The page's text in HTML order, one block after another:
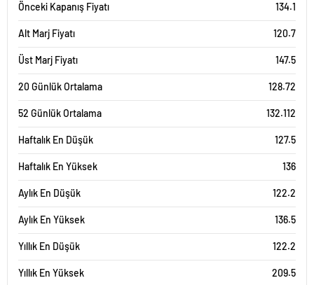
Önceki Kapanış Fiyatı 134.1
Alt Marj Fiyatı 120.7
Üst Marj Fiyatı 147.5
20 Günlük Ortalama 128.72
52 Günlük Ortalama 132.112
Haftalık En Düşük 127.5
Haftalık En Yüksek 136
Aylık En Düşük 122.2
Aylık En Yüksek 136.5
Yıllık En Düşük 122.2
Yıllık En Yüksek 209.5